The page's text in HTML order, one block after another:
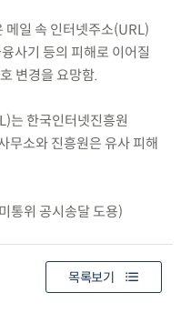
메일 속 인터넷주소(URL)
사기 등의 피해로 이어질
변경을 요망함.
는 한국인터넷진흥원
무소와 진흥원은 유사 피해
통위 공시송달 도용)
목록보기